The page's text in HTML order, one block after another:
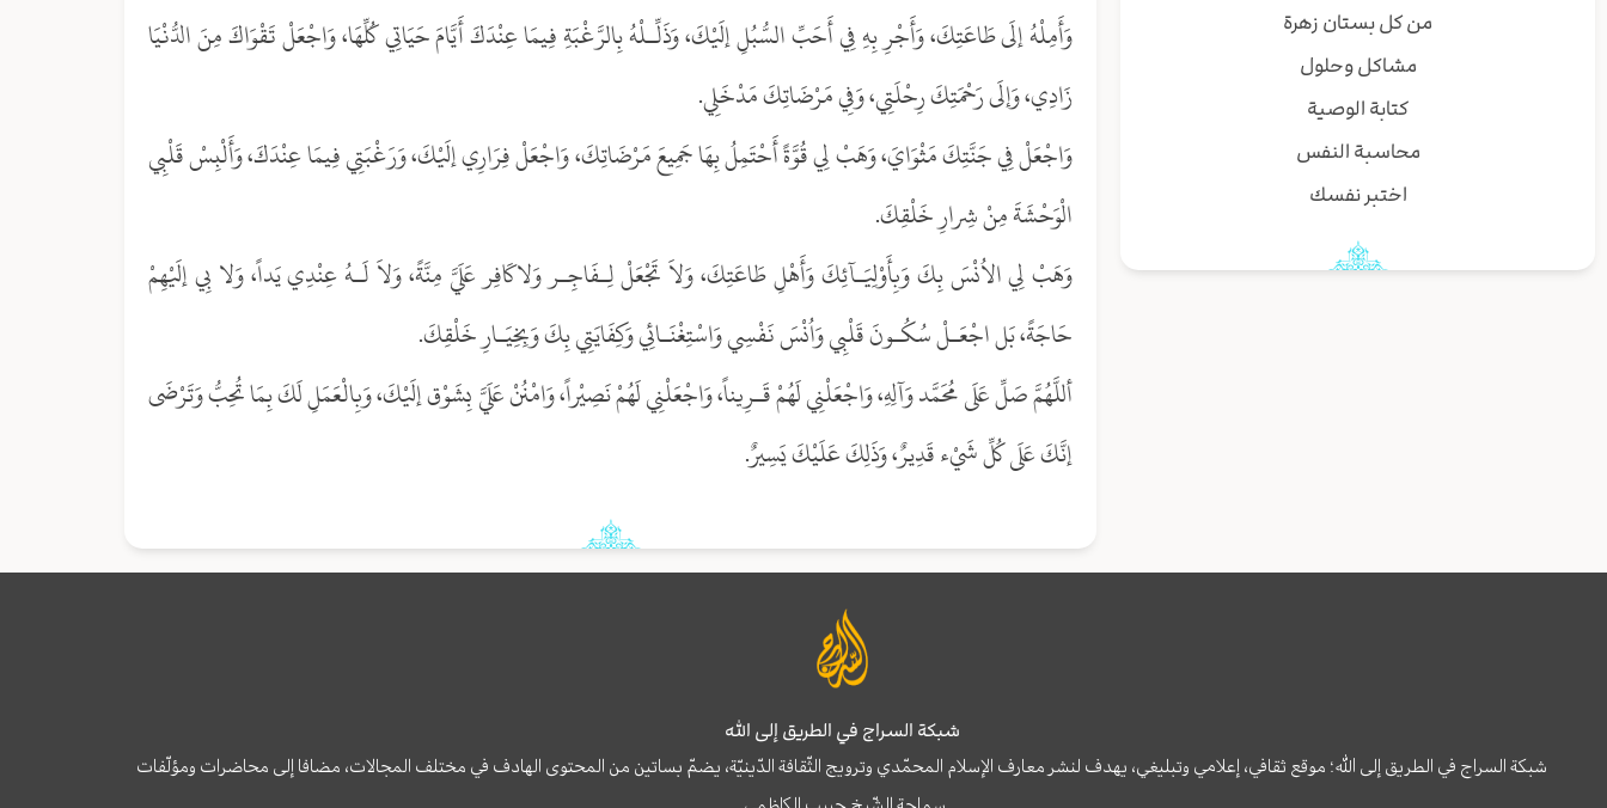
من كل بستان زهرة
مشاكل وحلول
كتابة الوصية
محاسبة النفس
اختبر نفسك
وَأَمِلْهُ إلَى طَاعَتِكَ، وَأَجْرِ بِهِ فِي أَحَبِّ السُّبُلِ إلَيْكَ، وَذَلِّـلْهُ بِالرَّغْبَةِ فِيمَا عِنْدَكَ أَيَّامَ حَيَاتِي كُلِّهَا، وَاجْعَلْ تَقْوَاكَ مِنَ الدُّنْيَا
زَادِي، وَإلَى رَحْمَتِكَ رِحْلَتِي، وَفِي مَرْضَاتِكَ مَدْخَلِي.
وَاجْعَلْ فِي جَنَّتِكَ مَثْوَايَ، وَهَبْ لِي قُوَّةً أَحْتَمِلُ بِهَا جَمِيعَ مَرْضَاتِكَ، وَاجْعَلْ فِرَارِي إلَيْكَ، وَرَغْبَتِي فِيمَا عِنْدَكَ، وَأَلْبِسْ قَلْبِي
الْوَحْشَةَ مِنْ شِرارِ خَلْقِكَ.
وَهَبْ لِي الاُنْسَ بِكَ وَبِأَوْلِيَـآئِكَ وَأَهْلِ طَاعَتِكَ، وَلاَ تَجْعَلْ لِـفَاجِـر وَلاكَافِر عَلَيَّ مِنَّةً، وَلاَ لَـهُ عِنْدِي يَداً، وَلا بِي إلَيْهِمْ
حَاجَةً، بَل اجْعَـلْ سُكُـونَ قَلْبِي وَاُنْسَ نَفْسِي وَاسْتِغْنَـائِي وَكِفَايَتِي بِكَ وَبِخِيَـارِ خَلْقِكَ.
أللَّهُمَّ صَلِّ عَلَى مُحَمَّد وَآلِهِ، وَاجْعَلْنِي لَهُمْ قَـرِيناً، وَاجْعَلْنِي لَهُمْ نَصِيْراً، وَامْنُنْ عَلَيَّ بِشَوْق إلَيْكَ، وَبِالْعَمَلِ لَكَ بِمَا تُحِبُّ وَتَرْضَى
إنَّكَ عَلَى كُلِّ شَيْء قَدِيرٌ، وَذَلِكَ عَلَيْكَ يَسِيرٌ.
شبكة السراج في الطريق إلى الله
شبكة السراج في الطريق إلى الله؛ موقع ثقافي، إعلامي وتبليغي، يهدف لنشر معارف الإسلام المحمّدي وترويج الثّقافة الدّينيّة، يضمّ بساتين من المحتوى الهادف في مختلف المجالات، مضافا إلى محاضرات ومؤلّفات